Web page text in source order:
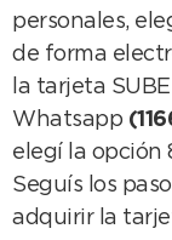
personales,
de forma
la tarjeta
Whatsapp
elegí la opción
Seguís los
adquirir la